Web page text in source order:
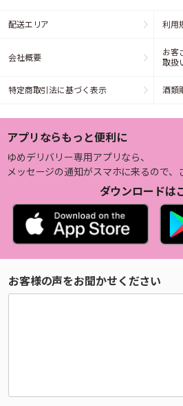
配送エリア 利用
会社概要
お客
取扱
特定商取引法に基づく表示 酒類
アプリならもっと便利に
ゆめデリバリー専用アプリなら、
メッセージの通知がスマホに来るので、
ダウンロードは
お客様の声をお聞かせください